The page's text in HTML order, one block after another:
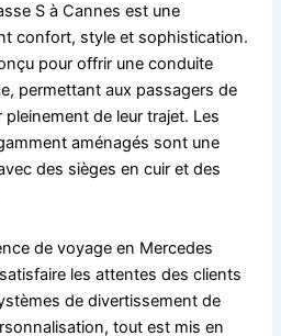
S à Cannes est une
confort, style et sophistication.
pour offrir une conduite
permettant aux passagers de
de leur trajet. Les
aménagés sont une
des sièges en cuir et des
de voyage en Mercedes
les attentes des clients
de divertissement de
tout est mis en